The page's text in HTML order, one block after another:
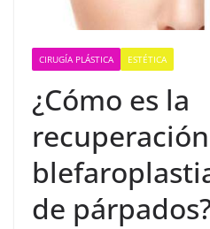
CIRUGÍA PLÁSTICA ESTÉTICA
¿Cómo es la
de